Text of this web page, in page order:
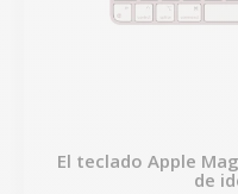
El teclado Apple
de